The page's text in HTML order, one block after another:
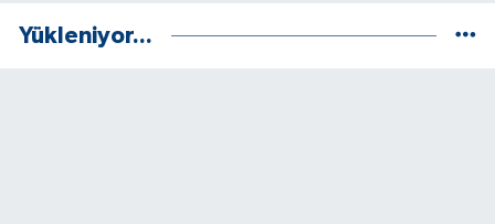
Yükleniyor...